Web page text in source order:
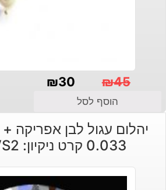
₪45
המקורי
היה:
₪30
הנוכחי
הוא:
הוסף לסל
יהלום עגול לבן אפריקה
0.033 קרט ניקיון: VVS1-VVS2